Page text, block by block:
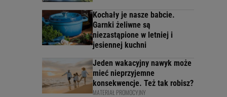
Kochały je nasze babcie.
Garnki żeliwne są
niezastąpione w letniej i
jesiennej kuchni
Jeden wakacyjny nawyk może
mieć nieprzyjemne
konsekwencje. Też tak robisz?
MATERIAŁ PROMOCYJNY